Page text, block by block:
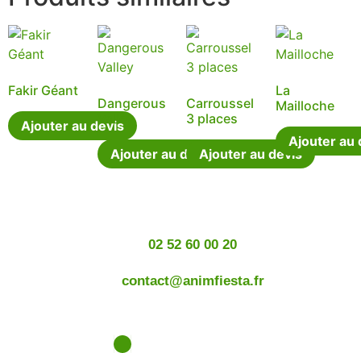
Fakir Géant
Ajouter au devis
Dangerous
Valley
Ajouter au devis
Carroussel
3 places
Ajouter au devis
La
Mailloche
Ajouter au
02 52 60 00 20
contact@animfiesta.fr